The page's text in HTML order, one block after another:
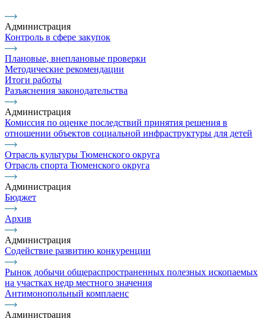
Администрация
Контроль в сфере закупок
Плановые, внеплановые проверки
Методические рекомендации
Итоги работы
Разъяснения законодательства
Администрация
Комиссия по оценке последствий принятия решения в
отношении объектов социальной инфраструктуры для детей
Отрасль культуры Тюменского округа
Отрасль спорта Тюменского округа
Администрация
Бюджет
Архив
Администрация
Содействие развитию конкуренции
Рынок добычи общераспространенных полезных ископаемых
на участках недр местного значения
Антимонопольный комплаенс
Администрация